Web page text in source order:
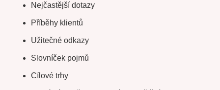
Nejčastější dotazy
Příběhy klientů
Užitečné odkazy
Slovníček pojmů
Cílové trhy